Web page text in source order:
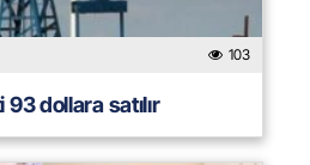
103
dollara satılır